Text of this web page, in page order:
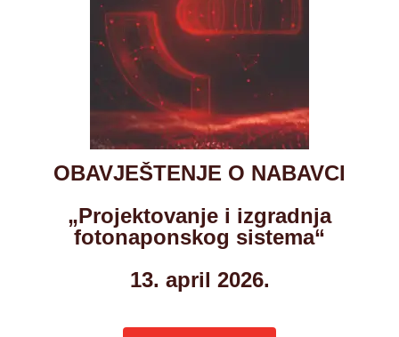
OBAVJEŠTENJE O NABAVCI
„Projektovanje i izgradnja
fotonaponskog sistema“
13. april 2026.